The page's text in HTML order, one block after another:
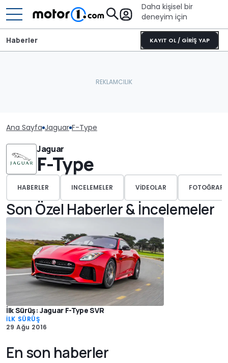
Daha kişisel bir
deneyim için
KAYIT OL / GİRİŞ YAP
Haberler
Ana Sayfa Jaguar F-Type
Jaguar
F-Type
HABERLER INCELEMELER VIDEOLAR
Son Özel Haberler & İncelemeler
İlk Sürüş: Jaguar F-Type SVR
İLK SÜRÜŞ
29 Ağu 2016
En son haberler